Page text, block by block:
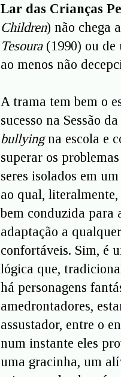
Lar das Crianças
Children) não chega
Tesoura(1990) ou
ao menos não
A trama tem bem o
sucesso na Sessão
bullyingna escola e
superar os
seres isolados em
ao qual,
bem conduzida para
adaptação a
confortáveis. Sim, é
lógica que,
há personagens
amedrontadores,
assustador, entre o
num instante eles
uma gracinha, um